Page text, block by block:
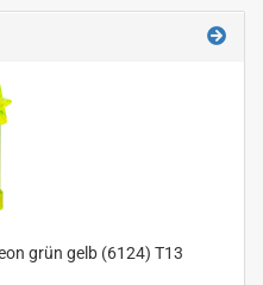
grün gelb (6124) T13